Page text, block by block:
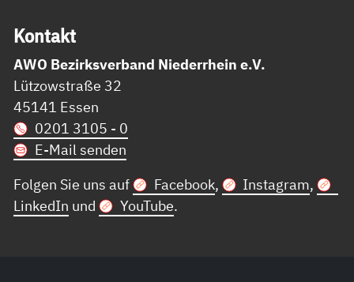
Kon­takt
AWO Bezirksverband Niederrhein e.V.
Lützowstraße 32
45141 Essen
0201 3105 - 0
E-Mail senden
Folgen Sie uns auf
Facebook, Instagram,
LinkedIn und YouTube.